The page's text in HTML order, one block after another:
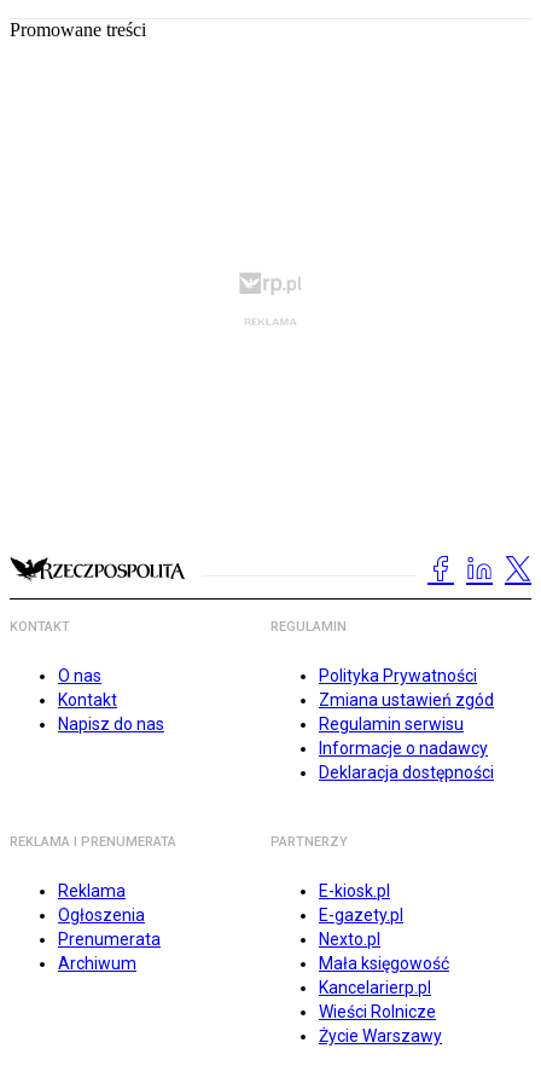
Promowane treści
KONTAKT
O nas
Kontakt
Napisz do nas
REGULAMIN
Polityka Prywatności
Zmiana ustawień zgód
Regulamin serwisu
Informacje o nadawcy
Deklaracja dostępności
REKLAMA I PRENUMERATA
Reklama
Ogłoszenia
Prenumerata
Archiwum
PARTNERZY
E-kiosk.pl
E-gazety.pl
Nexto.pl
Mała księgowość
Kancelarierp.pl
Wieści Rolnicze
Życie Warszawy